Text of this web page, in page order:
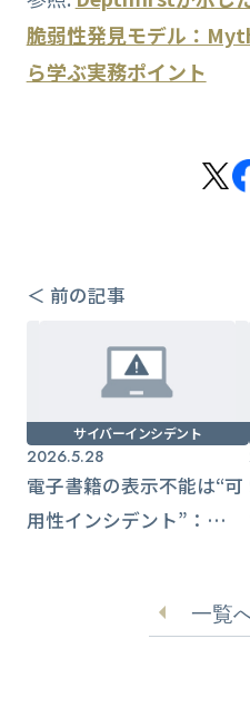
脆弱性発見モデル：
ら学ぶ実務ポイント
＜ 前の記事
サイバーインシデント
2026.5.28
電子書籍の表示不能は“可
用性インシデント”：
一覧